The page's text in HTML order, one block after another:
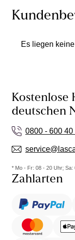
Es liegen
Kostenlose
deutschen
0800 - 600 40
* Mo - Fr: 08 - 20 Uhr; Sa:
Zahlarten